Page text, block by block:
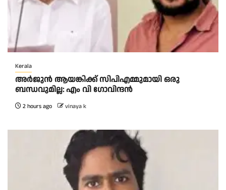
Kerala
അര്‍ജുന്‍ ആയങ്കിക്ക് സിപിഎമ്മുമായി ഒരു
ബന്ധവുമില്ല: എം വി ഗോവിന്ദന്‍
2 hours ago vinaya k